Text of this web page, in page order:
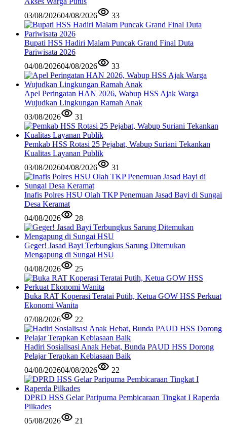
03/08/202604/08/2026 33
Bupati HSS Hadiri Malam Puncak Grand Final Duta
Pariwisata 2026
04/08/202604/08/2026 33
Apel Peringatan HAN 2026, Wabup HSS Ajak Warga
Wujudkan Lingkungan Ramah Anak
03/08/2026
31
Pemkab HSS Rotasi 25 Pejabat, Wabup Suriani Tekankan
Kualitas Layanan Publik
03/08/202604/08/2026 31
Inafis Polres HSU Olah TKP Penemuan Jasad Bayi di Sungai
Desa Keramat
04/08/2026
28
Geger! Jasad Bayi Terbungkus Sarung Ditemukan
Mengapung di Sungai HSU
04/08/2026
25
Buka RAT Koperasi Teratai Putih, Ketua GOW HSS Perkuat
Ekonomi Wanita
07/08/2026
22
Hadiri Sosialisasi Anak Hebat, Bunda PAUD HSS Dorong
Pelajar Terapkan Kebiasaan Baik
04/08/202604/08/2026 22
DPRD HSS Gelar Paripurna Pembicaraan Tingkat I Raperda
Pilkades
05/08/2026
21